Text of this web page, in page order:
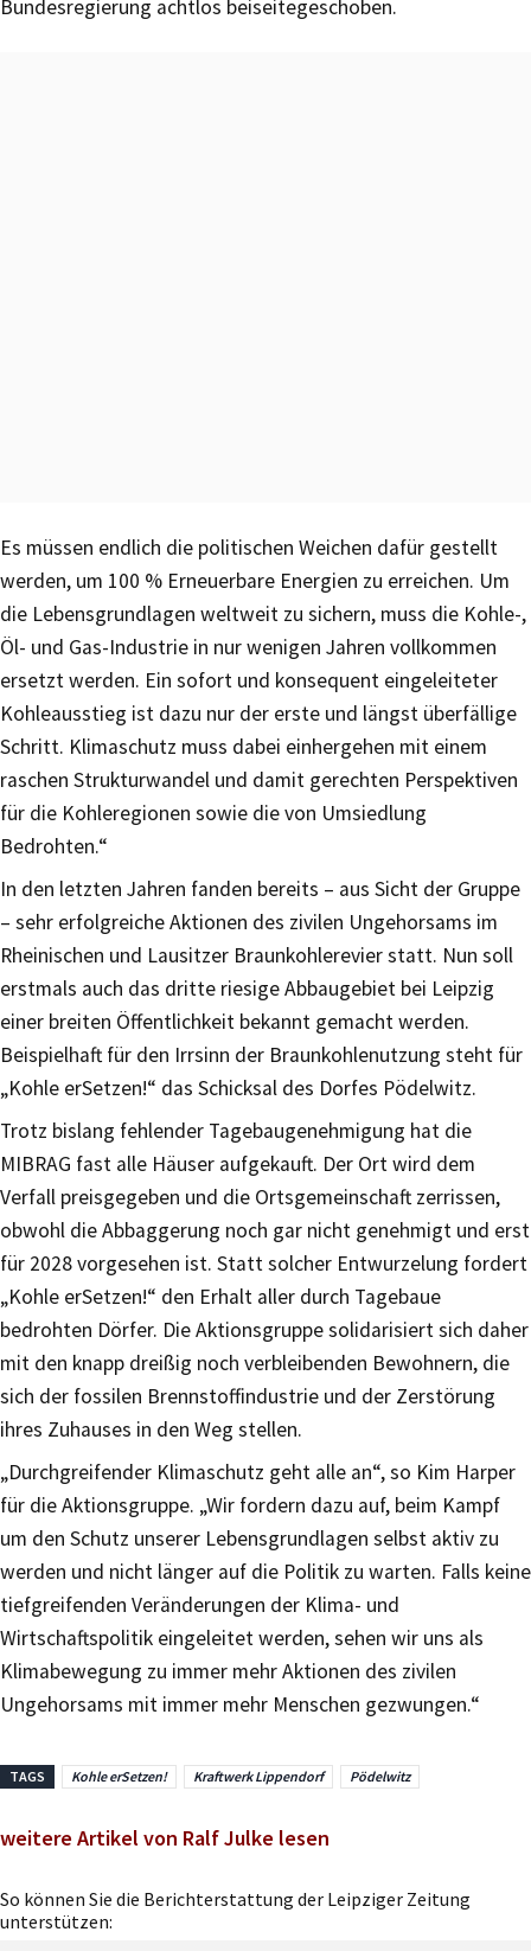
Bundesregierung achtlos beiseitegeschoben.
Es müssen endlich die politischen Weichen dafür gestellt
werden, um 100 % Erneuerbare Energien zu erreichen. Um
die Lebensgrundlagen weltweit zu sichern, muss die Kohle-,
Öl- und Gas-Industrie in nur wenigen Jahren vollkommen
ersetzt werden. Ein sofort und konsequent eingeleiteter
Kohleausstieg ist dazu nur der erste und längst überfällige
Schritt. Klimaschutz muss dabei einhergehen mit einem
raschen Strukturwandel und damit gerechten Perspektiven
für die Kohleregionen sowie die von Umsiedlung
Bedrohten.“
In den letzten Jahren fanden bereits – aus Sicht der Gruppe
– sehr erfolgreiche Aktionen des zivilen Ungehorsams im
Rheinischen und Lausitzer Braunkohlerevier statt. Nun soll
erstmals auch das dritte riesige Abbaugebiet bei Leipzig
einer breiten Öffentlichkeit bekannt gemacht werden.
Beispielhaft für den Irrsinn der Braunkohlenutzung steht für
„Kohle erSetzen!“ das Schicksal des Dorfes Pödelwitz.
Trotz bislang fehlender Tagebaugenehmigung hat die
MIBRAG fast alle Häuser aufgekauft. Der Ort wird dem
Verfall preisgegeben und die Ortsgemeinschaft zerrissen,
obwohl die Abbaggerung noch gar nicht genehmigt und erst
für 2028 vorgesehen ist. Statt solcher Entwurzelung fordert
„Kohle erSetzen!“ den Erhalt aller durch Tagebaue
bedrohten Dörfer. Die Aktionsgruppe solidarisiert sich daher
mit den knapp dreißig noch verbleibenden Bewohnern, die
sich der fossilen Brennstoffindustrie und der Zerstörung
ihres Zuhauses in den Weg stellen.
„Durchgreifender Klimaschutz geht alle an“, so Kim Harper
für die Aktionsgruppe. „Wir fordern dazu auf, beim Kampf
um den Schutz unserer Lebensgrundlagen selbst aktiv zu
werden und nicht länger auf die Politik zu warten. Falls keine
tiefgreifenden Veränderungen der Klima- und
Wirtschaftspolitik eingeleitet werden, sehen wir uns als
Klimabewegung zu immer mehr Aktionen des zivilen
Ungehorsams mit immer mehr Menschen gezwungen.“
TAGS Kohle erSetzen! Kraftwerk Lippendorf Pödelwitz
weitere Artikel von Ralf Julke lesen
So können Sie die Berichterstattung der Leipziger Zeitung
unterstützen: